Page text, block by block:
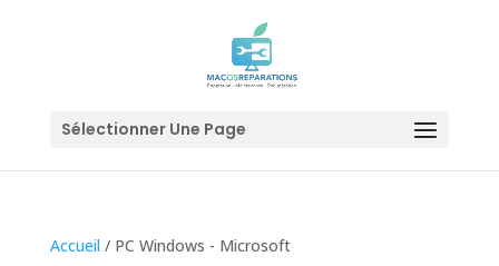
Sélectionner Une Page
Accueil / PC Windows - Microsoft